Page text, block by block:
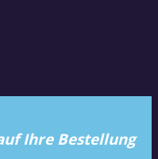
Ihre Bestellung